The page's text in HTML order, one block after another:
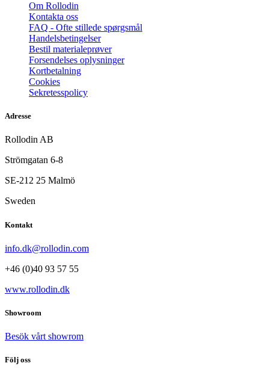
Om Rollodin
Kontakta oss
FAQ - Ofte stillede spørgsmål
Handelsbetingelser
Bestil materialeprøver
Forsendelses oplysninger
Kortbetalning
Cookies
Sekretesspolicy
Adresse
Rollodin AB
Strömgatan 6-8
SE-212 25 Malmö
Sweden
Kontakt
info.dk@rollodin.com
+46 (0)40 93 57 55
www.rollodin.dk
Showroom
Besök vårt showrom
Följ oss